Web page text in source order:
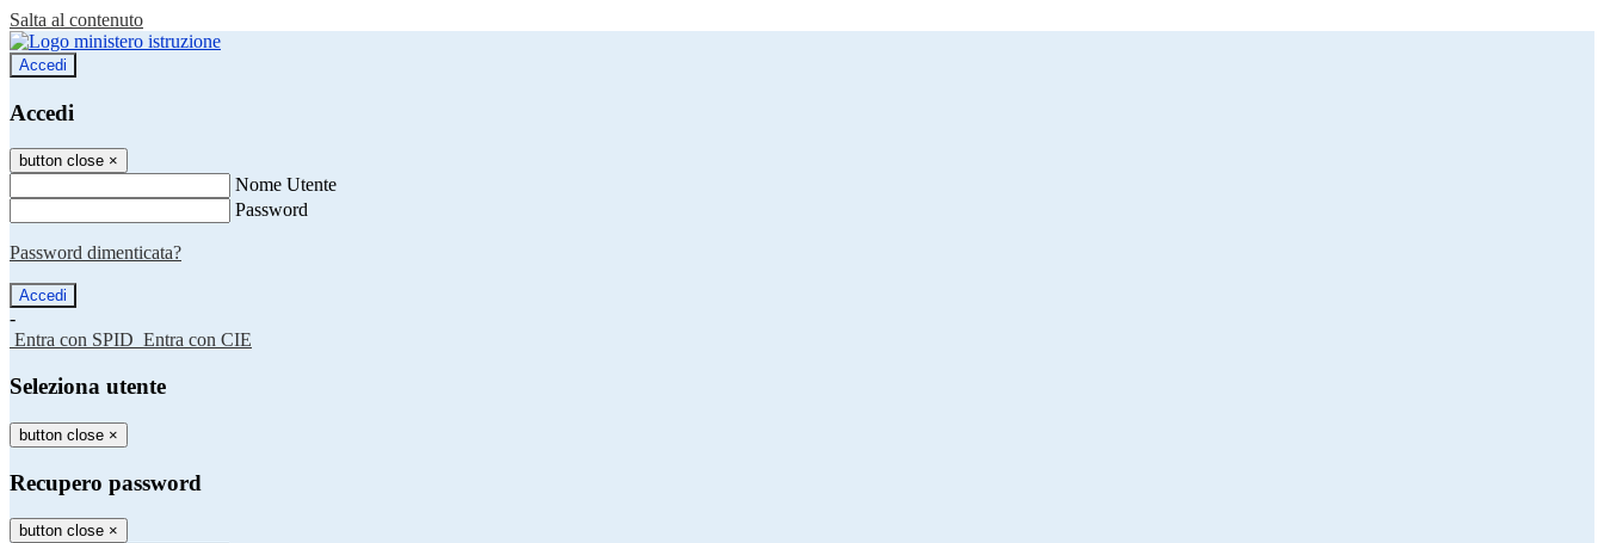
Salta al contenuto
Accedi
Accedi
button close ×
Nome Utente
Password
Password dimenticata?
-
Entra con SPID Entra con CIE
Seleziona utente
button close ×
Recupero password
button close ×